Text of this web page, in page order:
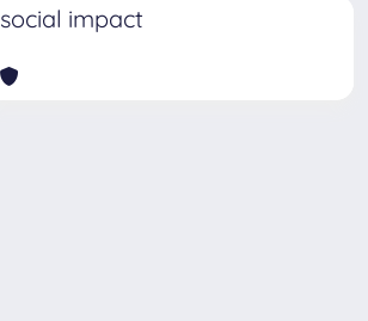
social impact